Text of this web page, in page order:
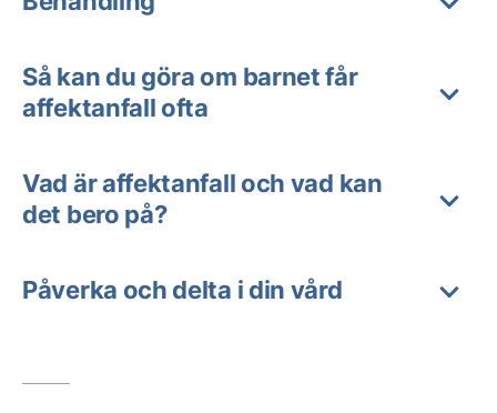
Så kan du göra om barnet får
affektanfall ofta
Vad är affektanfall och vad kan
det bero på?
Påverka och delta i din vård